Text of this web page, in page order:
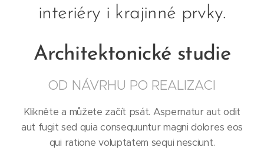
interiéry i krajinné prvky.
Architektonické studie
OD NÁVRHU PO REALIZACI
Klikněte a můžete začít psát. Aspernatur aut odit
aut fugit sed quia consequuntur magni dolores eos
qui ratione voluptatem sequi nesciunt.